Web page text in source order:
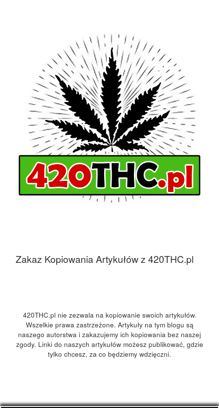
Zakaz Kopiowania Artykułów z 420THC.pl
420THC.pl nie zezwala na kopiowanie swoich artykułów.
Wszelkie prawa zastrzeżone. Artykuły na tym blogu są
naszego autorstwa i zakazujemy ich kopiowania bez naszej
zgody. Linki do naszych artykułów możesz publikować, gdzie
tylko chcesz, za co będziemy wdzięczni.